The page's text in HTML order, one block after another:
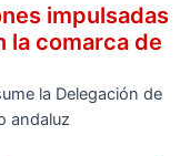
impulsadas
la comarca de